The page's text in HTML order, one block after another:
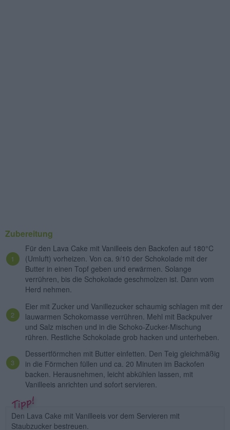
Zubereitung
Für den Lava Cake mit Vanilleeis den Backofen auf 180°C
(Umluft) vorheizen. Von ca. 9/10 der Schokolade mit der
Butter in einen Topf geben und erwärmen. Solange
verrühren, bis die Schokolade geschmolzen ist. Dann vom
Herd nehmen.
Eier mit Zucker und Vanillezucker schaumig schlagen mit der
lauwarmen Schokomasse verrühren. Mehl mit Backpulver
und Salz mischen und in die Schoko-Zucker-Mischung
rühren. Restliche Schokolade grob hacken und unterheben.
Dessertförmchen mit Butter einfetten. Den Teig gleichmäßig
in die Förmchen füllen und ca. 20 Minuten im Backofen
backen. Herausnehmen, leicht abkühlen lassen, mit
Vanilleeis anrichten und sofort servieren.
Den Lava Cake mit Vanilleeis vor dem Servieren mit
Staubzucker bestreuen.